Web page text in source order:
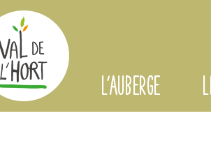
L'AUBERGE